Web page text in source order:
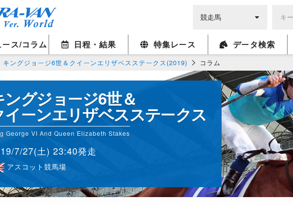
ース/コラム 日程・結果 特集レース データ検索
キングジョージ6世＆クイーンエリザベスステークス(2019) コラム
ングジョージ6世＆
イーンエリザベスステークス
George VI And Queen Elizabeth Stakes
7/27(土) 23:40発走
アスコット競馬場